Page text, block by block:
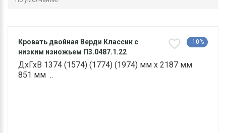
Кровать двойная Верди Классик с
низким изножьем П3.0487.1.22
-10%
ДхГхВ 1374 (1574) (1774) (1974) мм х 2187 мм
851 мм ..